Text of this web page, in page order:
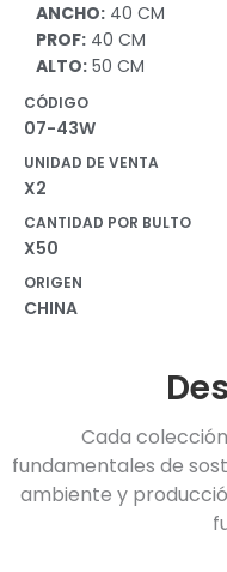
ANCHO: 40 CM
PROF: 40 CM
ALTO: 50 CM
CÓDIGO
07-43W
UNIDAD DE VENTA
X2
CANTIDAD POR BULTO
X50
ORIGEN
CHINA
Cada
fundamentales de
ambiente y